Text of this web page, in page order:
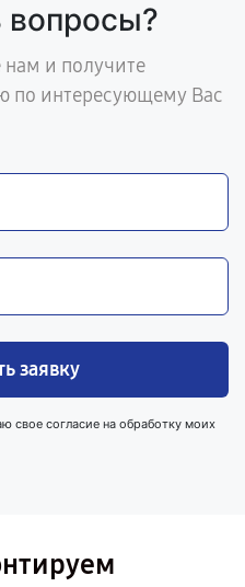
вопросы?
и получите
по интересующему Вас
заявку
свое согласие на обработку моих